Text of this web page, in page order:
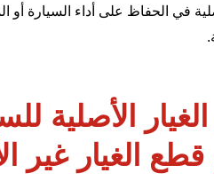
في الحفاظ على أداء السيارة
الأصلية
قطع الغيار غير